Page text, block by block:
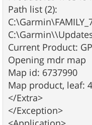
Path list (2):
Current Product:
Opening mdr map
Map id: 6737990
Map product, leaf:
</Extra>
</Exception>